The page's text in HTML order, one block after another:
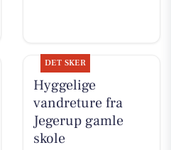
DET SKER
Hyggelige
vandreture fra
Jegerup gamle
skole